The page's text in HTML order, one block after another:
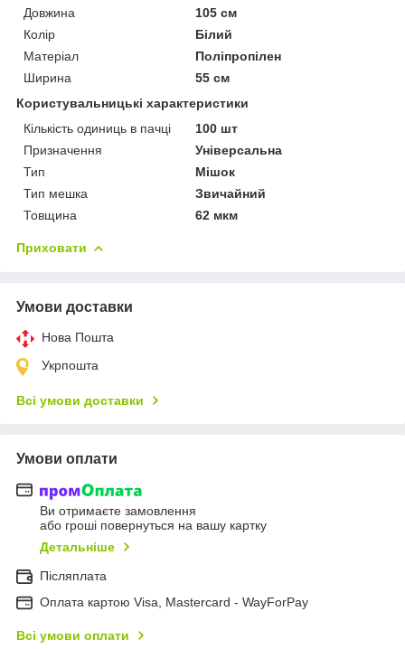
Довжина
105 см
Колір
Білий
Матеріал
Поліпропілен
Ширина
55 см
Користувальницькі характеристики
Кількість одиниць в пачці
100 шт
Призначення
Універсальна
Тип
Мішок
Тип мешка
Звичайний
Товщина
62 мкм
Приховати
Умови доставки
Нова Пошта
Укрпошта
Всі умови доставки
Умови оплати
Ви отримаєте замовлення
або гроші повернуться на вашу картку
Детальніше
Післяплата
Оплата картою Visa, Mastercard - WayForPay
Всі умови оплати